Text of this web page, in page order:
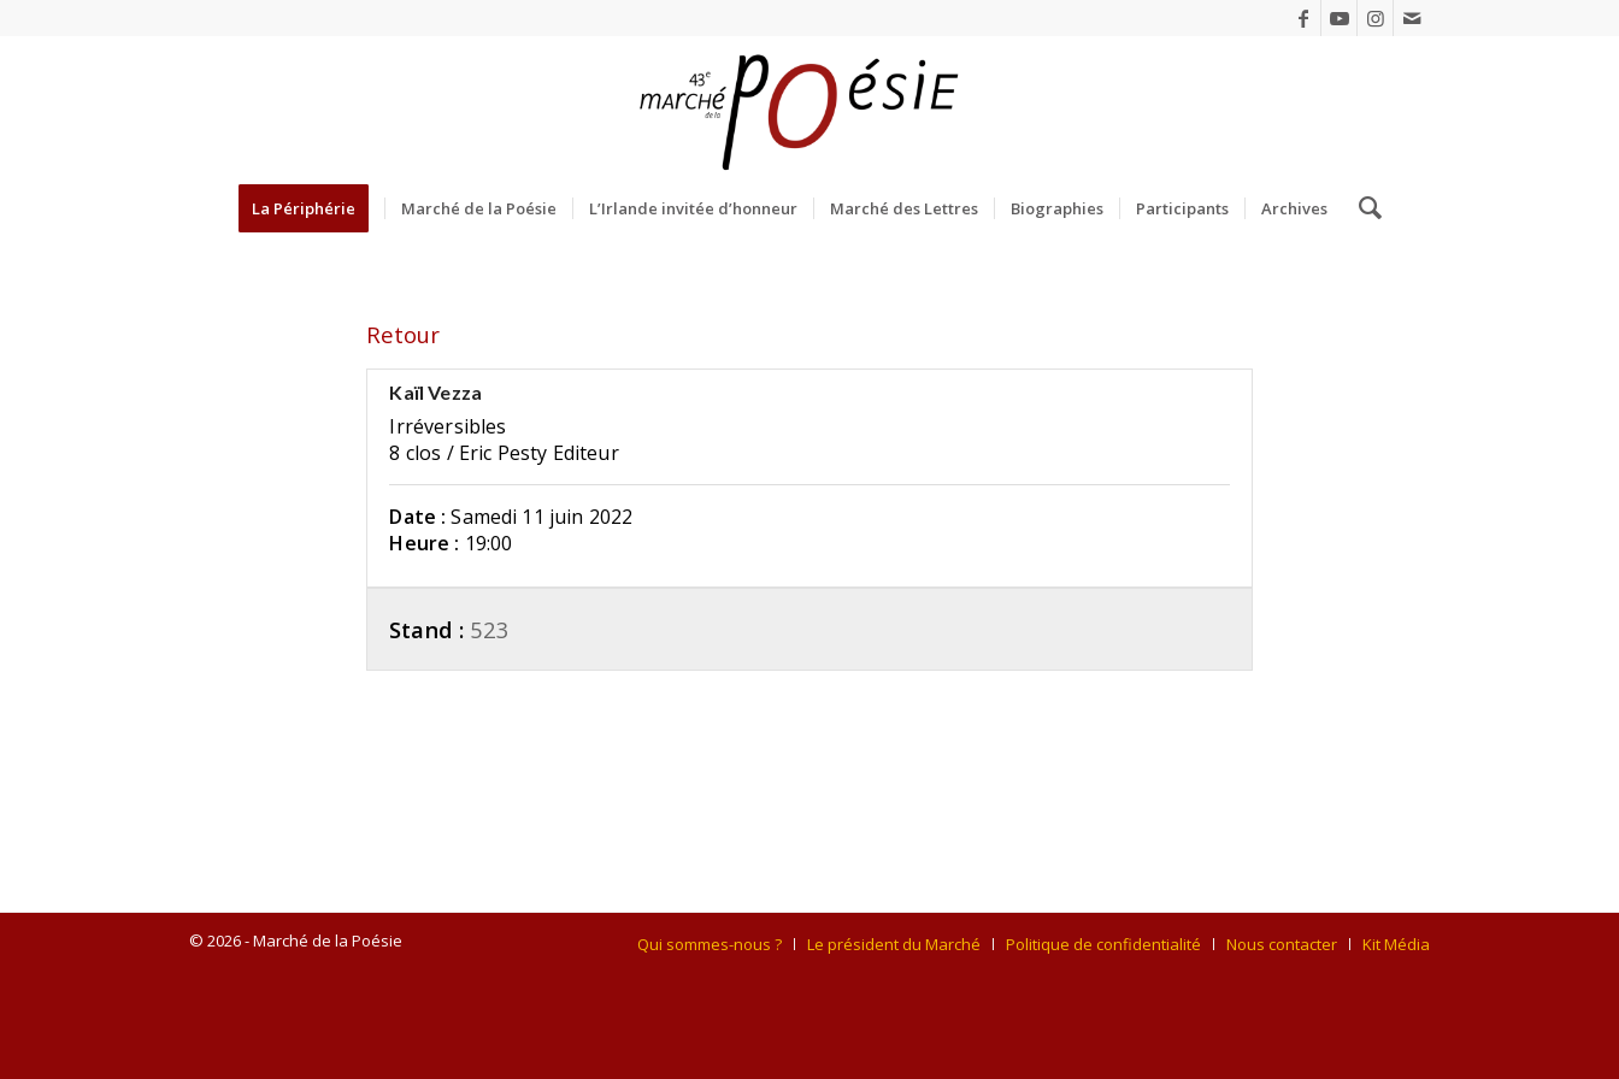
La Périphérie Marché de la Poésie L’Irlande invitée d’honneur Marché des Lettres Biographies Participants Archives
Retour
Kaïl Vezza
Irréversibles
8 clos / Eric Pesty Editeur
Date : Samedi 11 juin 2022
Heure : 19:00
Stand : 523
© 2026 - Marché de la Poésie Qui sommes-nous ? Le président du Marché Politique de confidentialité Nous contacter Kit Média